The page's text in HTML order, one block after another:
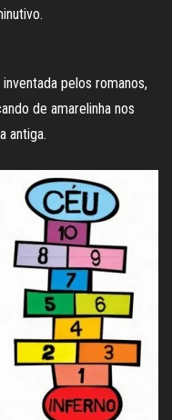
pelos romanos,
de amarelinha nos
antiga.